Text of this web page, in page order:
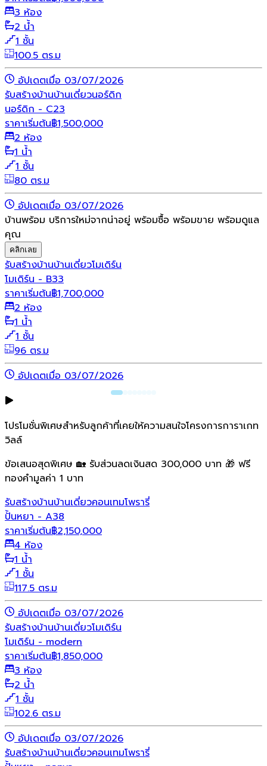
3 ห้อง
2 น้ำ
1 ชั้น
100.5 ตร.ม
อัปเดตเมื่อ 03/07/2026
รับสร้างบ้านบ้านเดี่ยวนอร์ดิก
นอร์ดิก - C23
ราคาเริ่มต้น฿1,500,000
2 ห้อง
1 น้ำ
1 ชั้น
80 ตร.ม
อัปเดตเมื่อ 03/07/2026
บ้านพร้อม บริการใหม่จากน่าอยู่ พร้อมซื้อ พร้อมขาย พร้อมดูแล
คุณ
คลิกเลย
รับสร้างบ้านบ้านเดี่ยวโมเดิร์น
โมเดิร์น - B33
ราคาเริ่มต้น฿1,700,000
2 ห้อง
1 น้ำ
1 ชั้น
96 ตร.ม
อัปเดตเมื่อ 03/07/2026
โปรโมชั่นพิเศษสำหรับลูกค้าที่เคยให้ความสนใจโครงการการาเกท
วิลล์
ข้อเสนอสุดพิเศษ 🏡 รับส่วนลดเงินสด 300,000 บาท 🎁 ฟรี
ทองคำมูลค่า 1 บาท
รับสร้างบ้านบ้านเดี่ยวคอนเทมโพรารี่
ปั้นหยา - A38
ราคาเริ่มต้น฿2,150,000
4 ห้อง
1 น้ำ
1 ชั้น
117.5 ตร.ม
อัปเดตเมื่อ 03/07/2026
รับสร้างบ้านบ้านเดี่ยวโมเดิร์น
โมเดิร์น - modern
ราคาเริ่มต้น฿1,850,000
3 ห้อง
2 น้ำ
1 ชั้น
102.6 ตร.ม
อัปเดตเมื่อ 03/07/2026
รับสร้างบ้านบ้านเดี่ยวคอนเทมโพรารี่